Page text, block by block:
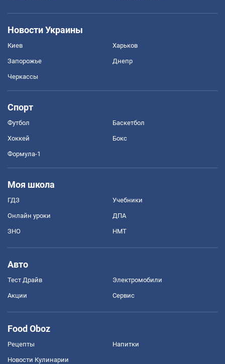
Новости Украины
Киев Харьков
Запорожье Днепр
Черкассы
Спорт
Футбол Баскетбол
Хоккей Бокс
Формула-1
Моя школа
ГДЗ Учебники
Онлайн уроки ДПА
ЗНО НМТ
Авто
Тест Драйв Электромобили
Акции Сервис
Food Oboz
Рецепты Напитки
Новости Кулинарии